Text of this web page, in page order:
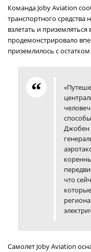
Команда Joby Aviation
транспортного средства
взлетать и
продемонстрировало
приземлилось с
Джобен
что
Самолет Joby Aviation